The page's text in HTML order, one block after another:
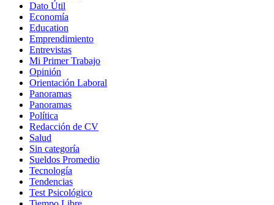
Dato Útil
Economía
Education
Emprendimiento
Entrevistas
Mi Primer Trabajo
Opinión
Orientación Laboral
Panoramas
Panoramas
Política
Redacción de CV
Salud
Sin categoría
Sueldos Promedio
Tecnología
Tendencias
Test Psicológico